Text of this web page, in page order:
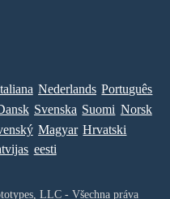
Nederlands Português
Svenska Suomi Norsk
Magyar Hrvatski
eesti
LLC - Všechna práva